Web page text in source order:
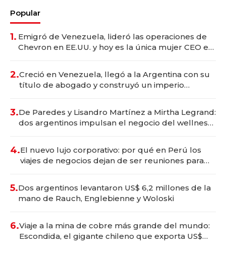
Popular
1. Emigró de Venezuela, lideró las operaciones de
Chevron en EE.UU. y hoy es la única mujer CEO en
2.Creció en Venezuela, llegó a la Argentina con su
título de abogado y construyó un imperio
3.De Paredes y Lisandro Martínez a Mirtha Legrand:
dos argentinos impulsan el negocio del wellness
4.El nuevo lujo corporativo: por qué en Perú los
viajes de negocios dejan de ser reuniones para
5.Dos argentinos levantaron US$ 6,2 millones de la
mano de Rauch, Englebienne y Woloski
6.Viaje a la mina de cobre más grande del mundo:
Escondida, el gigante chileno que exporta US$